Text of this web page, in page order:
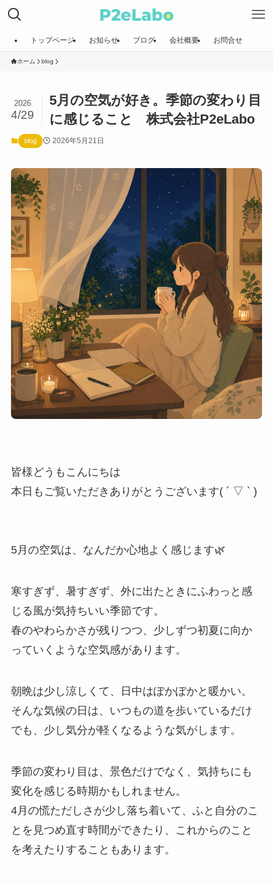
トップページ お知らせ ブログ 会社概要 お問合せ
ホーム blog
5月の空気が好き。季節の変わり目
に感じること 株式会社P2eLabo
2026
4/29
blog 2026年5月21日
皆様どうもこんにちは
本日もご覧いただきありがとうございます( ´ ▽ ` )
5月の空気は、なんだか心地よく感じます🌿
寒すぎず、暑すぎず、外に出たときにふわっと感
じる風が気持ちいい季節です。
春のやわらかさが残りつつ、少しずつ初夏に向か
っていくような空気感があります。
朝晩は少し涼しくて、日中はぽかぽかと暖かい。
そんな気候の日は、いつもの道を歩いているだけ
でも、少し気分が軽くなるような気がします。
季節の変わり目は、景色だけでなく、気持ちにも
変化を感じる時期かもしれません。
4月の慌ただしさが少し落ち着いて、ふと自分のこ
とを見つめ直す時間ができたり、これからのこと
を考えたりすることもあります。